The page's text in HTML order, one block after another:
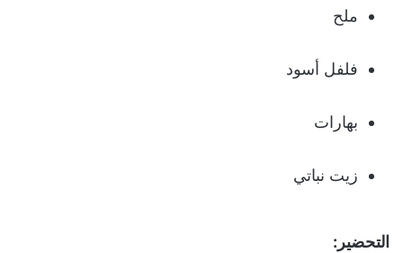
ملح
فلفل أسود
بهارات
زيت نباتي
التحضير: